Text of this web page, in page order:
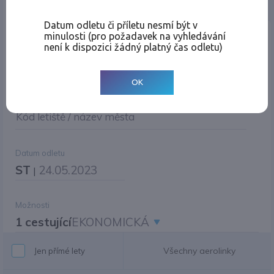
Místo odletu
Kód letiště / název města
Datum odletu
ST | 24.05.2023
Možnosti
1 cestujícíEKONOMICKÁ
Jen přímé lety Všechny aerolinky
Datum odletu či příletu nesmí být v
minulosti (pro požadavek na vyhledávání
není k dispozici žádný platný čas odletu)
OK